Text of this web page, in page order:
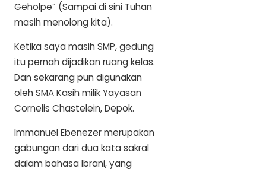
Geholpe” (Sampai di sini Tuhan
masih menolong kita).
Ketika saya masih SMP, gedung
itu pernah dijadikan ruang kelas.
Dan sekarang pun digunakan
oleh SMA Kasih milik Yayasan
Cornelis Chastelein, Depok.
Immanuel Ebenezer merupakan
gabungan dari dua kata sakral
dalam bahasa Ibrani, yang